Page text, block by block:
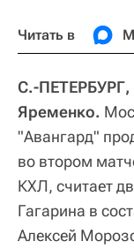
Читать в
С.-ПЕТЕРБУРГ,
Яременко.
"Авангард"
во втором
КХЛ, считает
Гагарина в
Алексей